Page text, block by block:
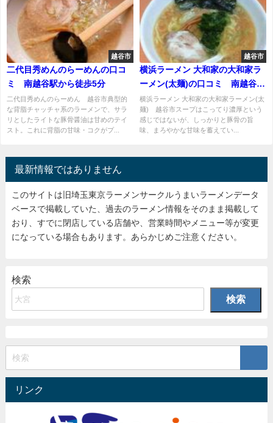
越谷市
二代目秀めんのらーめんの口コ
ミ 南越谷駅から徒歩5分
二代目秀めんのらーめん 越谷市典型的
な背脂チャッチャ系のラーメンで、サラ
リとしたライトな豚骨醤油は甘めのテイ
スト。これに背脂の甘味・コクがプ...
越谷市
横浜ラーメン 大和家の大和家ラ
ーメン(太麺)の口コミ 南越谷駅
から徒歩15分ほど
横浜ラーメン 大和家の大和家ラーメン(太
麺) 越谷市スープはこってり濃厚という
感じではないが、しっかりと豚骨の旨
味、まろやかな甘味を蓄えてい...
最新情報ではありません
このサイトは旧埼玉東京ラーメンサークルうまいラーメンデータ
ベースで掲載していた、過去のラーメン情報をそのまま掲載して
おり、すでに閉店している店舗や、営業時間やメニュー等が変更
になっている場合もあります。あらかじめご注意ください。
検索
検索
リンク